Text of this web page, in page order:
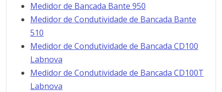
Medidor de Bancada Bante 950
Medidor de Condutividade de Bancada Bante
510
Medidor de Condutividade de Bancada CD100
Labnova
Medidor de Condutividade de Bancada CD100T
Labnova